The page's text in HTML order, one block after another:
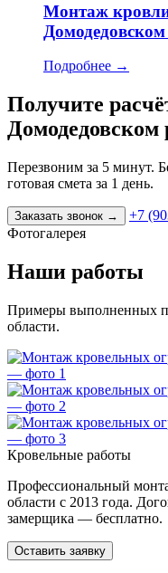
Монтаж
Подробнее →
Получите
Домодедовском
Перезвоним за 5 минут.
готовая смета за 1 день.
Заказать звонок →
+7
Фотогалерея
Наши работы
Примеры выполненных
области.
Кровельные работы
Профессиональный
области с 2013 года.
замерщика — бесплатно.
Оставить заявку